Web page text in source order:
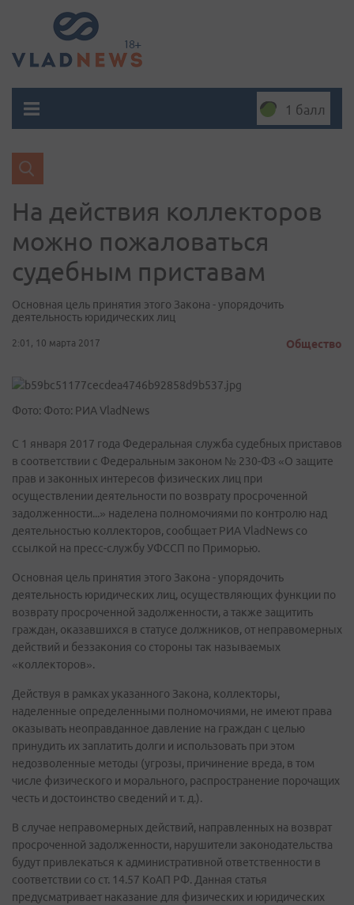
1 балл
На действия коллекторов
можно пожаловаться
судебным приставам
Основная цель принятия этого Закона - упорядочить
деятельность юридических лиц
2:01, 10 марта 2017 Общество
Фото: Фото: РИА VladNews
С 1 января 2017 года Федеральная служба судебных приставов
в соответствии с Федеральным законом № 230-ФЗ «О защите
прав и законных интересов физических лиц при
осуществлении деятельности по возврату просроченной
задолженности...» наделена полномочиями по контролю над
деятельностью коллекторов, сообщает РИА VladNews со
ссылкой на пресс-службу УФССП по Приморью.
Основная цель принятия этого Закона - упорядочить
деятельность юридических лиц, осуществляющих функции по
возврату просроченной задолженности, а также защитить
граждан, оказавшихся в статусе должников, от неправомерных
действий и беззакония со стороны так называемых
«коллекторов».
Действуя в рамках указанного Закона, коллекторы,
наделенные определенными полномочиями, не имеют права
оказывать неоправданное давление на граждан с целью
принудить их заплатить долги и использовать при этом
недозволенные методы (угрозы, причинение вреда, в том
числе физического и морального, распространение порочащих
честь и достоинство сведений и т. д.).
В случае неправомерных действий, направленных на возврат
просроченной задолженности, нарушители законодательства
будут привлекаться к административной ответственности в
соответствии со ст. 14.57 КоАП РФ. Данная статья
предусматривает наказание для физических и юридических